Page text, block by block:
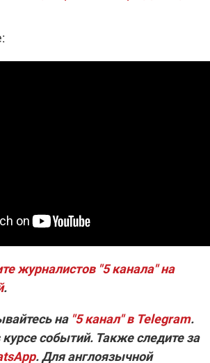
журналистов "5 канала" на
.
на "5 канал" в Telegram.
событий. Также следите за
. Для англоязычной